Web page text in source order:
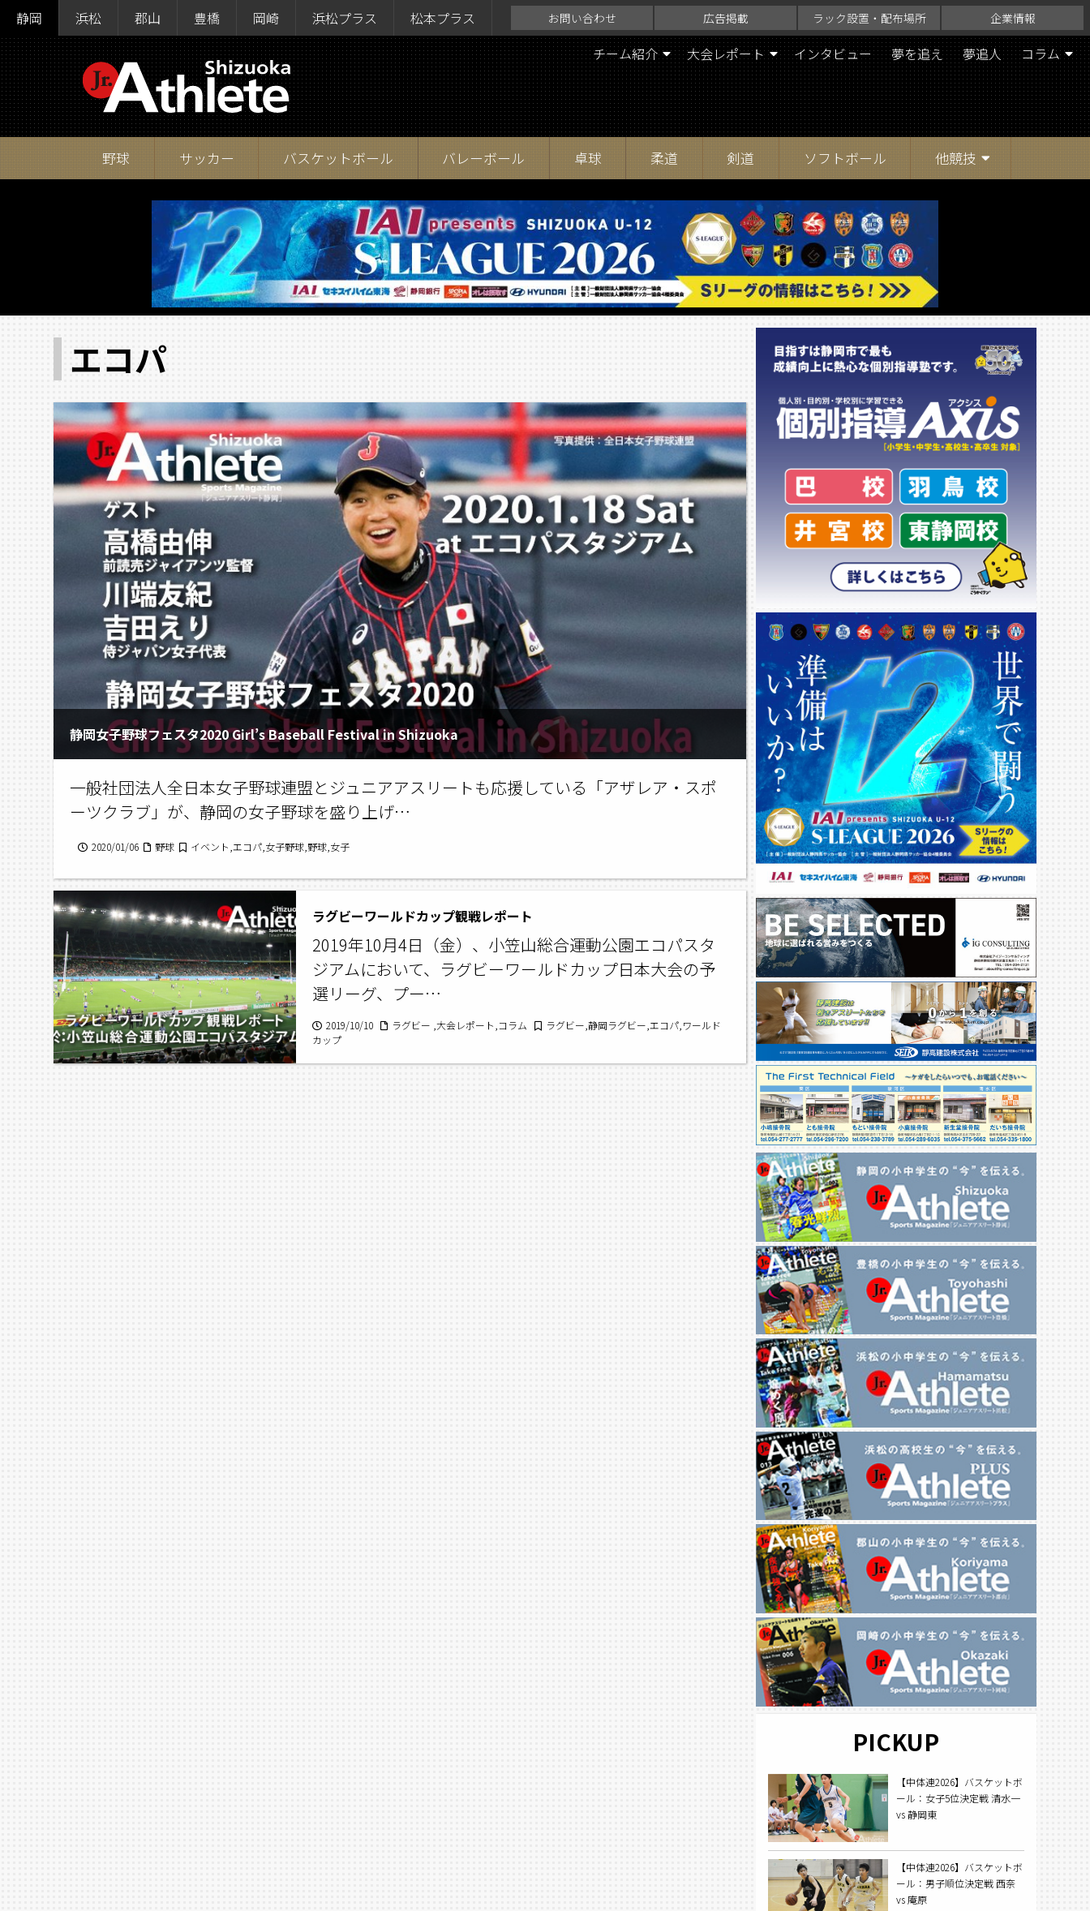
静岡 浜松 郡山 豊橋 岡崎 浜松プラス 松本プラス お問い合わせ 広告掲載 ラック設置・配布場所 企業情報
チーム紹介 大会レポート インタビュー 夢を追え 夢追人 コラム
野球 サッカー バスケットボール バレーボール 卓球 柔道 剣道 ソフトボール 他競技
エコパ
静岡女子野球フェスタ2020 Girl’s Baseball Festival in Shizuoka
一般社団法人全日本女子野球連盟とジュニアアスリートも応援している「アザレア・スポ
ーツクラブ」が、静岡の女子野球を盛り上げ…
2020/01/06 野球 イベント,エコパ,女子野球,野球,女子
ラグビーワールドカップ観戦レポート
2019年10月4日（金）、小笠山総合運動公園エコパスタ
ジアムにおいて、ラグビーワールドカップ日本大会の予
選リーグ、プー…
2019/10/10 ラグビー ,大会レポート,コラム
ラグビー,静岡ラグビー,エコパ,ワールド
カップ
PICKUP
【中体連2026】バスケットボ
ール：女子5位決定戦 清水一
vs 静岡東
【中体連2026】バスケットボ
ール：男子順位決定戦 西奈
vs 庵原